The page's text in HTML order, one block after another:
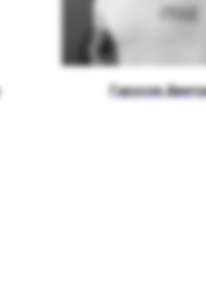
Гарусов